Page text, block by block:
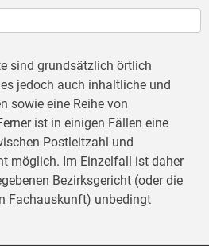
sind grundsätzlich örtlich
jedoch auch inhaltliche und
sowie eine Reihe von
ist in einigen Fällen eine
Postleitzahl und
möglich. Im Einzelfall ist daher
Bezirksgericht (oder die
Fachauskunft) unbedingt